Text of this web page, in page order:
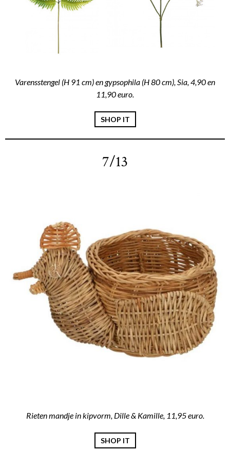
Varensstengel (H 91 cm) en gypsophila (H 80 cm), Sia, 4,90 en
11,90 euro.
SHOP IT
7/13
Rieten mandje in kipvorm, Dille & Kamille, 11,95 euro.
SHOP IT